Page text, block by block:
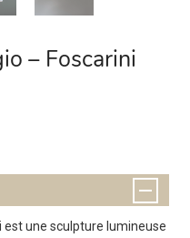
– Foscarini
est une sculpture lumineuse